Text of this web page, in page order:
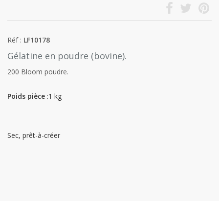
Réf : LF10178
Gélatine en poudre (bovine).
200 Bloom poudre.
Poids pièce :1 kg
Sec, prêt-à-créer